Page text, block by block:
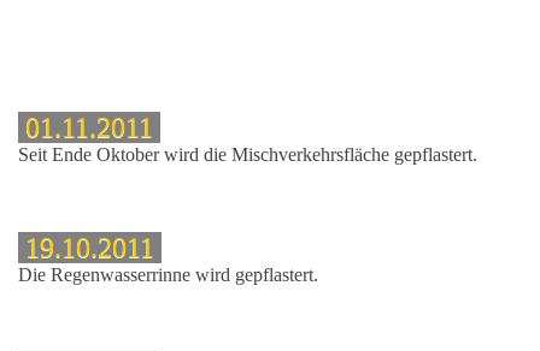
01.11.2011
Seit Ende Oktober wird die Mischverkehrsfläche gepflastert.
19.10.2011
Die Regenwasserrinne wird gepflastert.